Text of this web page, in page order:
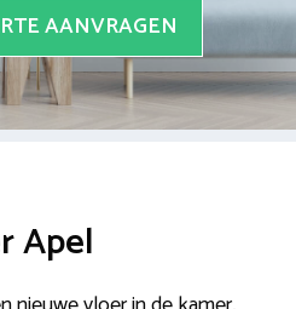
AANVRAGEN
Apel